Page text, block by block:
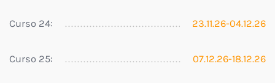
Curso 24: 23.11.26-04.12.26
Curso 25: 07.12.26-18.12.26